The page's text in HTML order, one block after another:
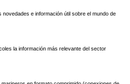
novedades e información útil sobre el mundo de
la información más relevante del sector